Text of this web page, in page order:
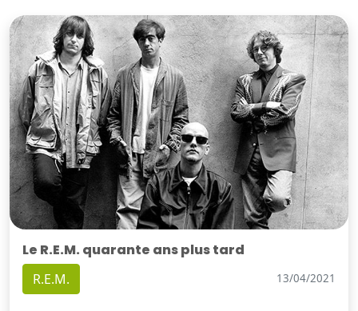
Le R.E.M. quarante ans plus tard
R.E.M. 13/04/2021